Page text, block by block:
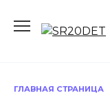
содержанию
ГЛАВНАЯ СТРАНИЦА